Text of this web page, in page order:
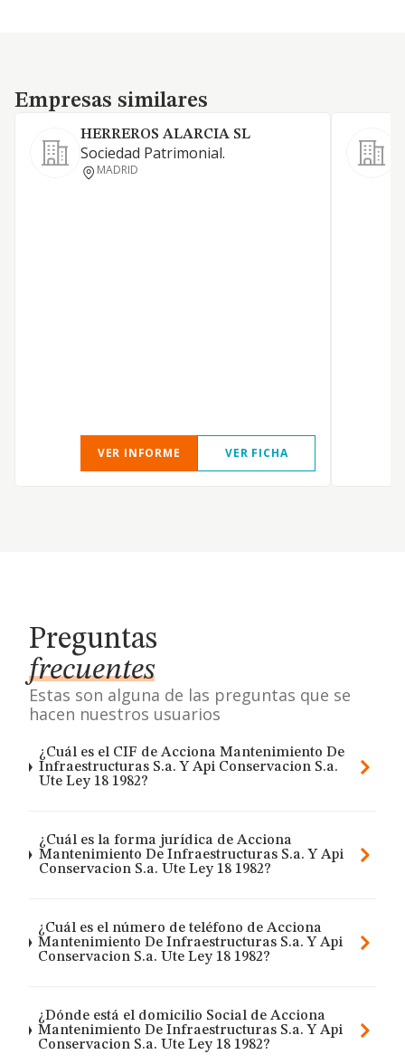
Empresas similares
Empresas similares
HERREROS ALARCIA SL
Sociedad Patrimonial.
MADRID
VER INFORME VER FICHA
Preguntas
frecuentes
Estas son alguna de las preguntas que se
hacen nuestros usuarios
¿Cuál es el CIF de Acciona Mantenimiento De
Infraestructuras S.a. Y Api Conservacion S.a.
Ute Ley 18 1982?
¿Cuál es la forma jurídica de Acciona
Mantenimiento De Infraestructuras S.a. Y Api
Conservacion S.a. Ute Ley 18 1982?
¿Cuál es el número de teléfono de Acciona
Mantenimiento De Infraestructuras S.a. Y Api
Conservacion S.a. Ute Ley 18 1982?
¿Dónde está el domicilio Social de Acciona
Mantenimiento De Infraestructuras S.a. Y Api
Conservacion S.a. Ute Ley 18 1982?